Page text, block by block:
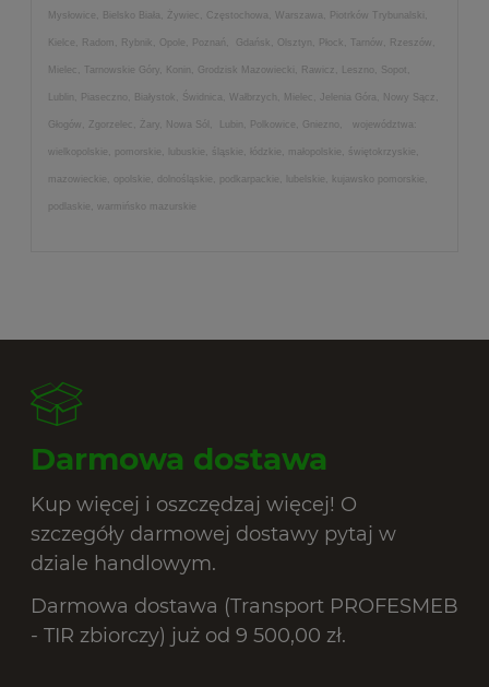
Mysłowice, Bielsko Biała, Żywiec, Częstochowa, Warszawa, Piotrków Trybunalski,
Kielce, Radom, Rybnik, Opole, Poznań, Gdańsk, Olsztyn, Płock, Tarnów, Rzeszów,
Mielec, Tarnowskie Góry, Konin, Grodzisk Mazowiecki, Rawicz, Leszno, Sopot,
Lublin, Piaseczno, Białystok, Świdnica, Wałbrzych, Mielec, Jelenia Góra, Nowy Sącz,
Głogów, Zgorzelec, Żary, Nowa Sól, Lubin, Polkowice, Gniezno, województwa:
wielkopolskie, pomorskie, lubuskie, śląskie, łódzkie, małopolskie, świętokrzyskie,
mazowieckie, opolskie, dolnośląskie, podkarpackie, lubelskie, kujawsko pomorskie,
podlaskie, warmińsko mazurskie
Darmowa dostawa
Kup więcej i oszczędzaj więcej! O
szczegóły darmowej dostawy pytaj w
dziale handlowym.
Darmowa dostawa (Transport PROFESMEB
- TIR zbiorczy) już od 9 500,00 zł.